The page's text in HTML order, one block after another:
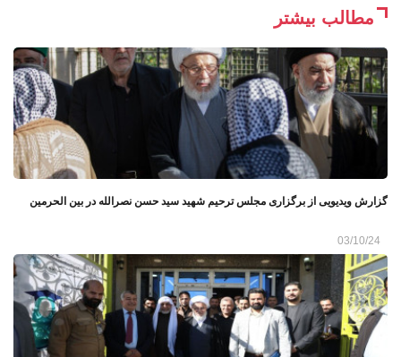
مطالب بیشتر
گزارش ویدیویی از برگزاری مجلس ترحیم شهید سید حسن نصرالله در بین الحرمین
03/10/24